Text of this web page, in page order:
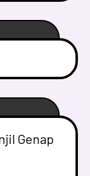
Genap